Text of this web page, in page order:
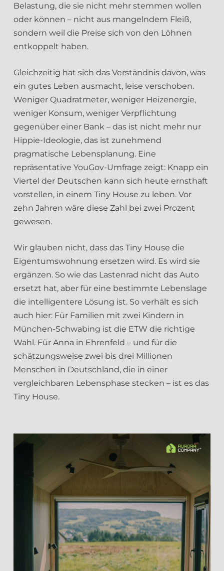
Belastung, die sie nicht mehr stemmen wollen
oder können – nicht aus mangelndem Fleiß,
sondern weil die Preise sich von den Löhnen
entkoppelt haben.
Gleichzeitig hat sich das Verständnis davon, was
ein gutes Leben ausmacht, leise verschoben.
Weniger Quadratmeter, weniger Heizenergie,
weniger Konsum, weniger Verpflichtung
gegenüber einer Bank – das ist nicht mehr nur
Hippie-Ideologie, das ist zunehmend
pragmatische Lebensplanung. Eine
repräsentative YouGov-Umfrage zeigt: Knapp ein
Viertel der Deutschen kann sich heute ernsthaft
vorstellen, in einem Tiny House zu leben. Vor
zehn Jahren wäre diese Zahl bei zwei Prozent
gewesen.
Wir glauben nicht, dass das Tiny House die
Eigentumswohnung ersetzen wird. Es wird sie
ergänzen. So wie das Lastenrad nicht das Auto
ersetzt hat, aber für eine bestimmte Lebenslage
die intelligentere Lösung ist. So verhält es sich
auch hier: Für Familien mit zwei Kindern in
München-Schwabing ist die ETW die richtige
Wahl. Für Anna in Ehrenfeld – und für die
schätzungsweise zwei bis drei Millionen
Menschen in Deutschland, die in einer
vergleichbaren Lebensphase stecken – ist es das
Tiny House.